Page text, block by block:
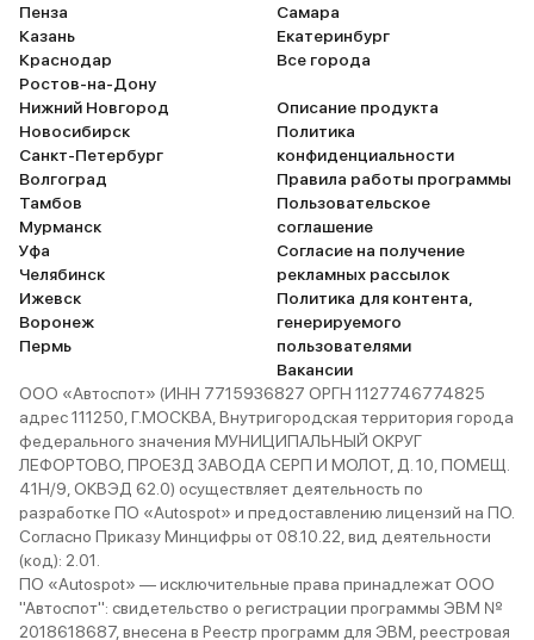
Пенза
Казань
Краснодар
Ростов-на-Дону
Нижний Новгород
Новосибирск
Санкт-Петербург
Волгоград
Тамбов
Мурманск
Уфа
Челябинск
Ижевск
Воронеж
Пермь
Самара
Екатеринбург
Все города
Описание продукта
Политика
конфиденциальности
Правила работы программы
Пользовательское
соглашение
Согласие на получение
рекламных рассылок
Политика для контента,
генерируемого
пользователями
Вакансии
ООО «Автоспот» (ИНН 7715936827 ОРГН 1127746774825
адрес 111250, Г.МОСКВА, Внутригородская территория города
федерального значения МУНИЦИПАЛЬНЫЙ ОКРУГ
ЛЕФОРТОВО, ПРОЕЗД ЗАВОДА СЕРП И МОЛОТ, Д. 10, ПОМЕЩ.
41Н/9, ОКВЭД 62.0) осуществляет деятельность по
разработке ПО «Autospot» и предоставлению лицензий на ПО.
Согласно Приказу Минцифры от 08.10.22, вид деятельности
(код): 2.01.
ПО «Autospot» — исключительные права принадлежат ООО
"Автоспот": свидетельство о регистрации программы ЭВМ №
2018618687, внесена в Реестр программ для ЭВМ, реестровая